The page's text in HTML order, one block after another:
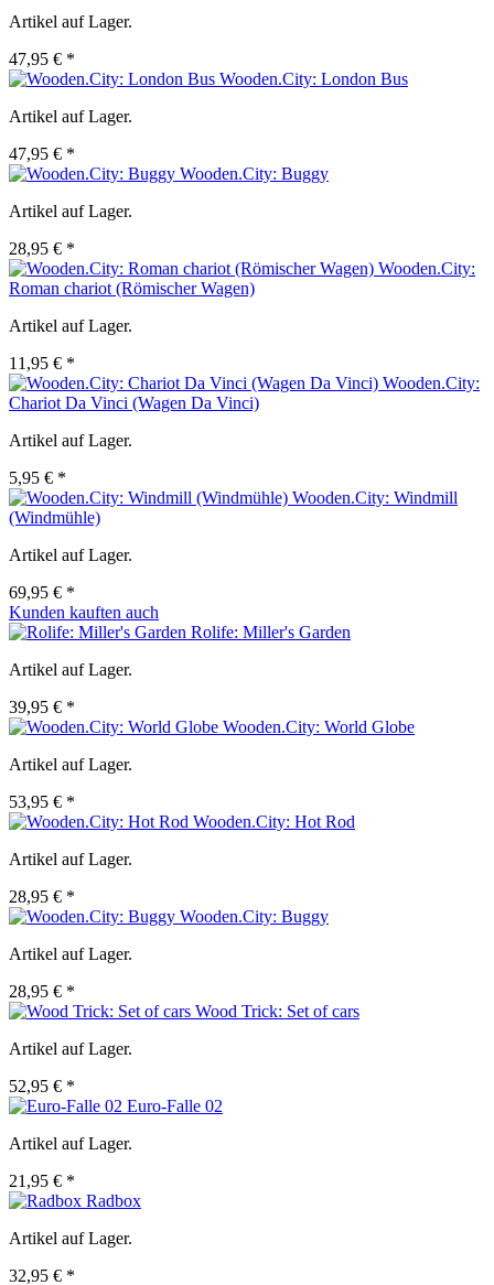
Artikel auf Lager.
47,95 € *
Wooden.City: London Bus
Artikel auf Lager.
47,95 € *
Wooden.City: Buggy
Artikel auf Lager.
28,95 € *
Wooden.City:
Roman chariot (Römischer Wagen)
Artikel auf Lager.
11,95 € *
Wooden.City:
Chariot Da Vinci (Wagen Da Vinci)
Artikel auf Lager.
5,95 € *
Wooden.City: Windmill
(Windmühle)
Artikel auf Lager.
69,95 € *
Kunden kauften auch
Rolife: Miller's Garden
Artikel auf Lager.
39,95 € *
Wooden.City: World Globe
Artikel auf Lager.
53,95 € *
Wooden.City: Hot Rod
Artikel auf Lager.
28,95 € *
Wooden.City: Buggy
Artikel auf Lager.
28,95 € *
Wood Trick: Set of cars
Artikel auf Lager.
52,95 € *
Euro-Falle 02
Artikel auf Lager.
21,95 € *
Radbox
Artikel auf Lager.
32,95 € *